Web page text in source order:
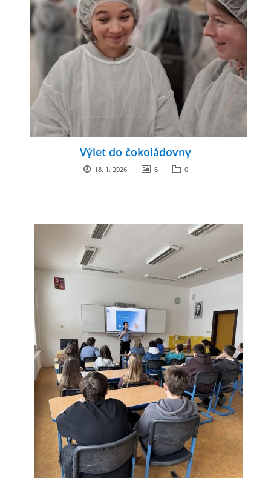
Výlet do čokoládovny
18. 1. 2026 6 0